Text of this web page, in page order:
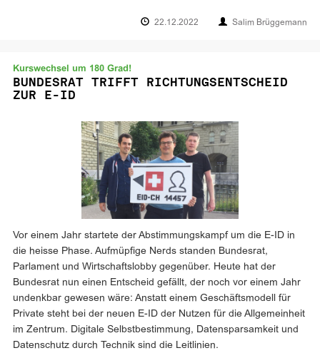
22.12.2022 Salim Brüggemann
Kurswechsel um 180 Grad!
BUNDESRAT TRIFFT RICHTUNGSENTSCHEID
ZUR E-ID
Vor einem Jahr startete der Abstimmungskampf um die E-ID in
die heisse Phase. Aufmüpfige Nerds standen Bundesrat,
Parlament und Wirtschaftslobby gegenüber. Heute hat der
Bundesrat nun einen Entscheid gefällt, der noch vor einem Jahr
undenkbar gewesen wäre: Anstatt einem Geschäftsmodell für
Private steht bei der neuen E-ID der Nutzen für die Allgemeinheit
im Zentrum. Digitale Selbstbestimmung, Datensparsamkeit und
Datenschutz durch Technik sind die Leitlinien.